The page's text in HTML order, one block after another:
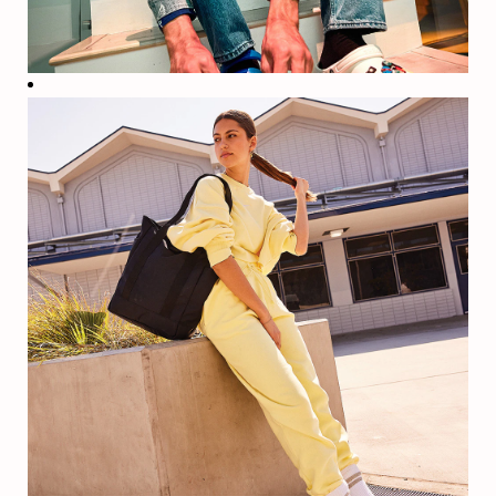
Sức
Khỏe
Thể
Chất
và
Tinh